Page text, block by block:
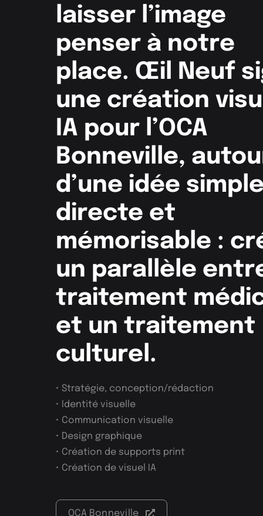
laisser l’image
penser à notre
place. Œil Neuf
une création
IA pour l’OCA
Bonneville,
d’une idée
directe et
mémorisable :
un parallèle
traitement
et un traitement
culturel.
• Stratégie, conception/rédaction
• Identité visuelle
• Communication visuelle
• Design graphique
• Création de supports print
• Création de visuel IA
OCA Bonneville